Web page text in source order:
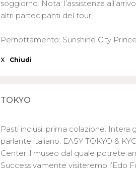
soggiorno. Nota: l’assistenza
altri partecipanti del tour.
Pernottamento: Sunshine City
X Chiudi
TOKYO
Pasti inclusi: prima colazione.
parlante italiano. EASY TOKYO &
Center il museo dal quale potrete
Successivamente visiteremo l’Edo